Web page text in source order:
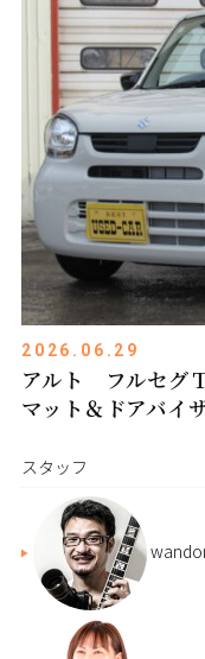
2026.06.29
アルト フルセグ
マット＆ドアバイ
スタッフ